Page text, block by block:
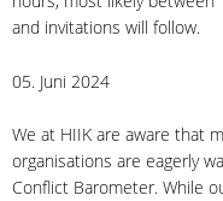
and invitations will follow.
05. Juni 2024
We at HIIK are aware that
organisations are eagerly
Conflict Barometer. While